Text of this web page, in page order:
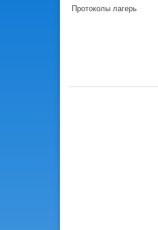
Протоколы лагерь